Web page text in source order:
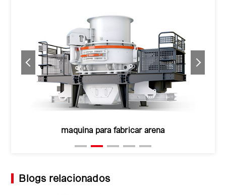
maquina para fabricar arena
Blogs relacionados